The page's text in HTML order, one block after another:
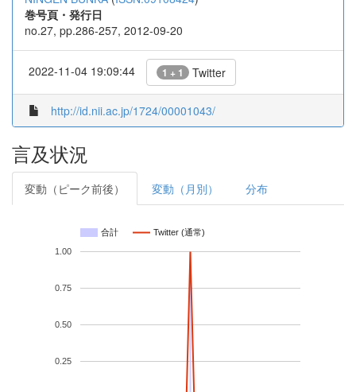
巻号頁・発行日
no.27, pp.286-257, 2012-09-20
2022-11-04 19:09:44 1 + 1 Twitter
http://id.nii.ac.jp/1724/00001043/
言及状況
変動（ピーク前後） 変動（月別） 分布
合計 Twitter (通常)
0.25
0.50
0.75
1.00